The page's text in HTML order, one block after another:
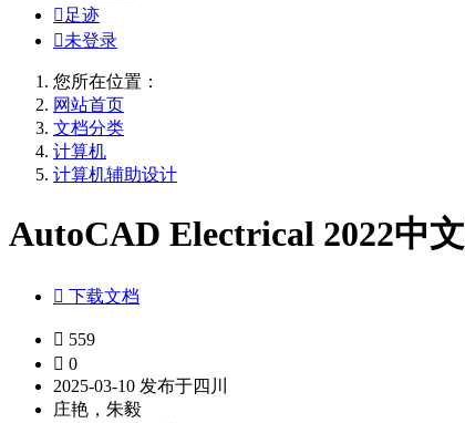
 足迹
未登录
您所在位置：
网站首页
文档分类
计算机
计算机辅助设计
AutoCAD Electrical 2022中
 下载文档
 559
 0
2025-03-10 发布于四川
庄艳，朱毅